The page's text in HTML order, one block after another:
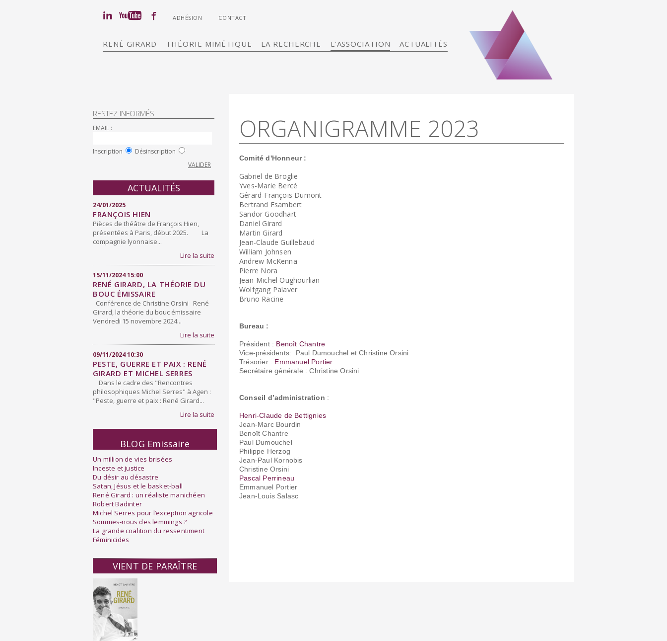
ADHÉSION CONTACT
RENÉ GIRARD THÉORIE MIMÉTIQUE LA RECHERCHE L'ASSOCIATION ACTUALITÉS
RESTEZ INFORMÉS
EMAIL :
Inscription Désinscription
ACTUALITÉS
24/01/2025
FRANÇOIS HIEN
Pièces de théâtre de François Hien,
présentées à Paris, début 2025. La
compagnie lyonnaise...
Lire la suite
15/11/2024 15:00
RENÉ GIRARD, LA THÉORIE DU
BOUC ÉMISSAIRE
Conférence de Christine Orsini René
Girard, la théorie du bouc émissaire
Vendredi 15 novembre 2024...
Lire la suite
09/11/2024 10:30
PESTE, GUERRE ET PAIX : RENÉ
GIRARD ET MICHEL SERRES
Dans le cadre des "Rencontres
philosophiques Michel Serres" à Agen :
"Peste, guerre et paix : René Girard...
Lire la suite
BLOG Emissaire
Un million de vies brisées
Inceste et justice
Du désir au désastre
Satan, Jésus et le basket-ball
René Girard : un réaliste manichéen
Robert Badinter
Michel Serres pour l’exception agricole
Sommes-nous des lemmings ?
La grande coalition du ressentiment
Féminicides
VIENT DE PARAÎTRE
ORGANIGRAMME 2023
Comité d'Honneur :
Gabriel de Broglie
Yves-Marie Bercé
Gérard-François Dumont
Bertrand Esambert
Sandor Goodhart
Daniel Girard
Martin Girard
Jean-Claude Guillebaud
William Johnsen
Andrew McKenna
Pierre Nora
Jean-Michel Oughourlian
Wolfgang Palaver
Bruno Racine
Bureau :
Président : Benoît Chantre
Vice-présidents: Paul Dumouchel et Christine Orsini
Trésorier : Emmanuel Portier
Secrétaire générale : Christine Orsini
Conseil d’administration :
Henri-Claude de Bettignies
Jean-Marc Bourdin
Benoît Chantre
Paul Dumouchel
Philippe Herzog
Jean-Paul Kornobis
Christine Orsini
Pascal Perrineau
Emmanuel Portier
Jean-Louis Salasc